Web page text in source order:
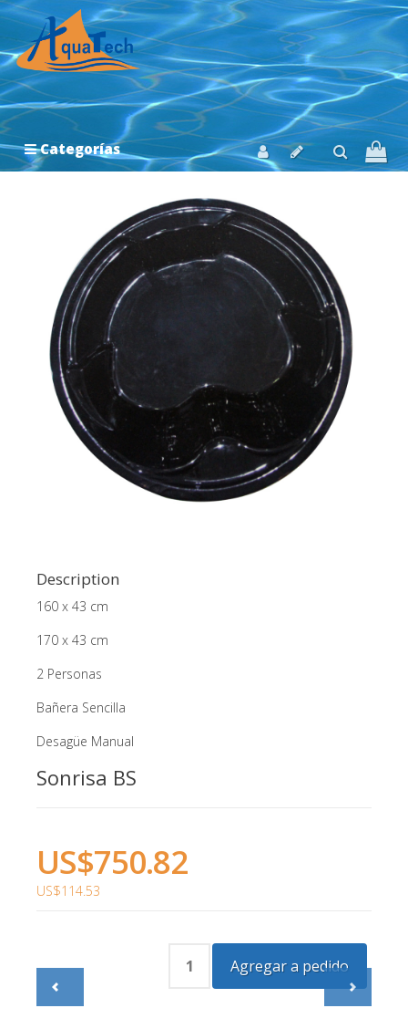
Categorías
Description
160 x 43 cm
170 x 43 cm
2 Personas
Bañera Sencilla
Desagüe Manual
Sonrisa BS
US$750.82
US$114.53